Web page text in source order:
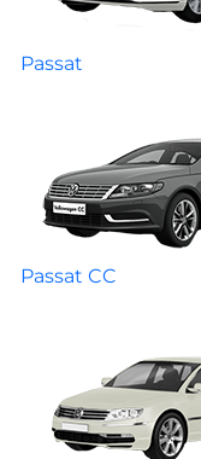
Passat
Passat CC